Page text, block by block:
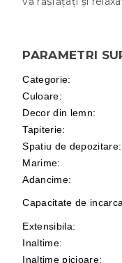
PARAMETRI
Categorie:
Culoare:
Decor din lemn:
Tapiterie:
Spatiu de depozitare:
Marime:
Adancime:
Capacitate de
Extensibila:
Inaltime:
Inaltime picioare: